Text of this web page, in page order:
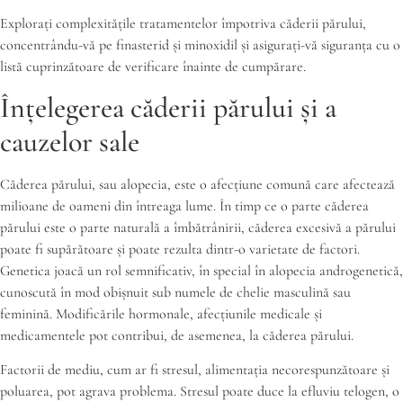
Explorați complexitățile tratamentelor împotriva căderii părului,
concentrându-vă pe finasterid și minoxidil și asigurați-vă siguranța cu o
listă cuprinzătoare de verificare înainte de cumpărare.
Înțelegerea căderii părului și a
cauzelor sale
Căderea părului, sau alopecia, este o afecțiune comună care afectează
milioane de oameni din întreaga lume. În timp ce o parte căderea
părului este o parte naturală a îmbătrânirii, căderea excesivă a părului
poate fi supărătoare și poate rezulta dintr-o varietate de factori.
Genetica joacă un rol semnificativ, în special în alopecia androgenetică,
cunoscută în mod obișnuit sub numele de chelie masculină sau
feminină. Modificările hormonale, afecțiunile medicale și
medicamentele pot contribui, de asemenea, la căderea părului.
Factorii de mediu, cum ar fi stresul, alimentația necorespunzătoare și
poluarea, pot agrava problema. Stresul poate duce la efluviu telogen, o